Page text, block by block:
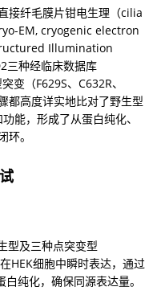
接纤毛膜片钳电生理（cilia
EM, cryogenic electron
Illumination
三种经临床数据库
变（F629S、C632R、
都高度详实地比对了野生型
能，形成了从蛋白纯化、
。
型及三种点突变型
HEK细胞中瞬时表达，通过
纯化，确保同源表达量。